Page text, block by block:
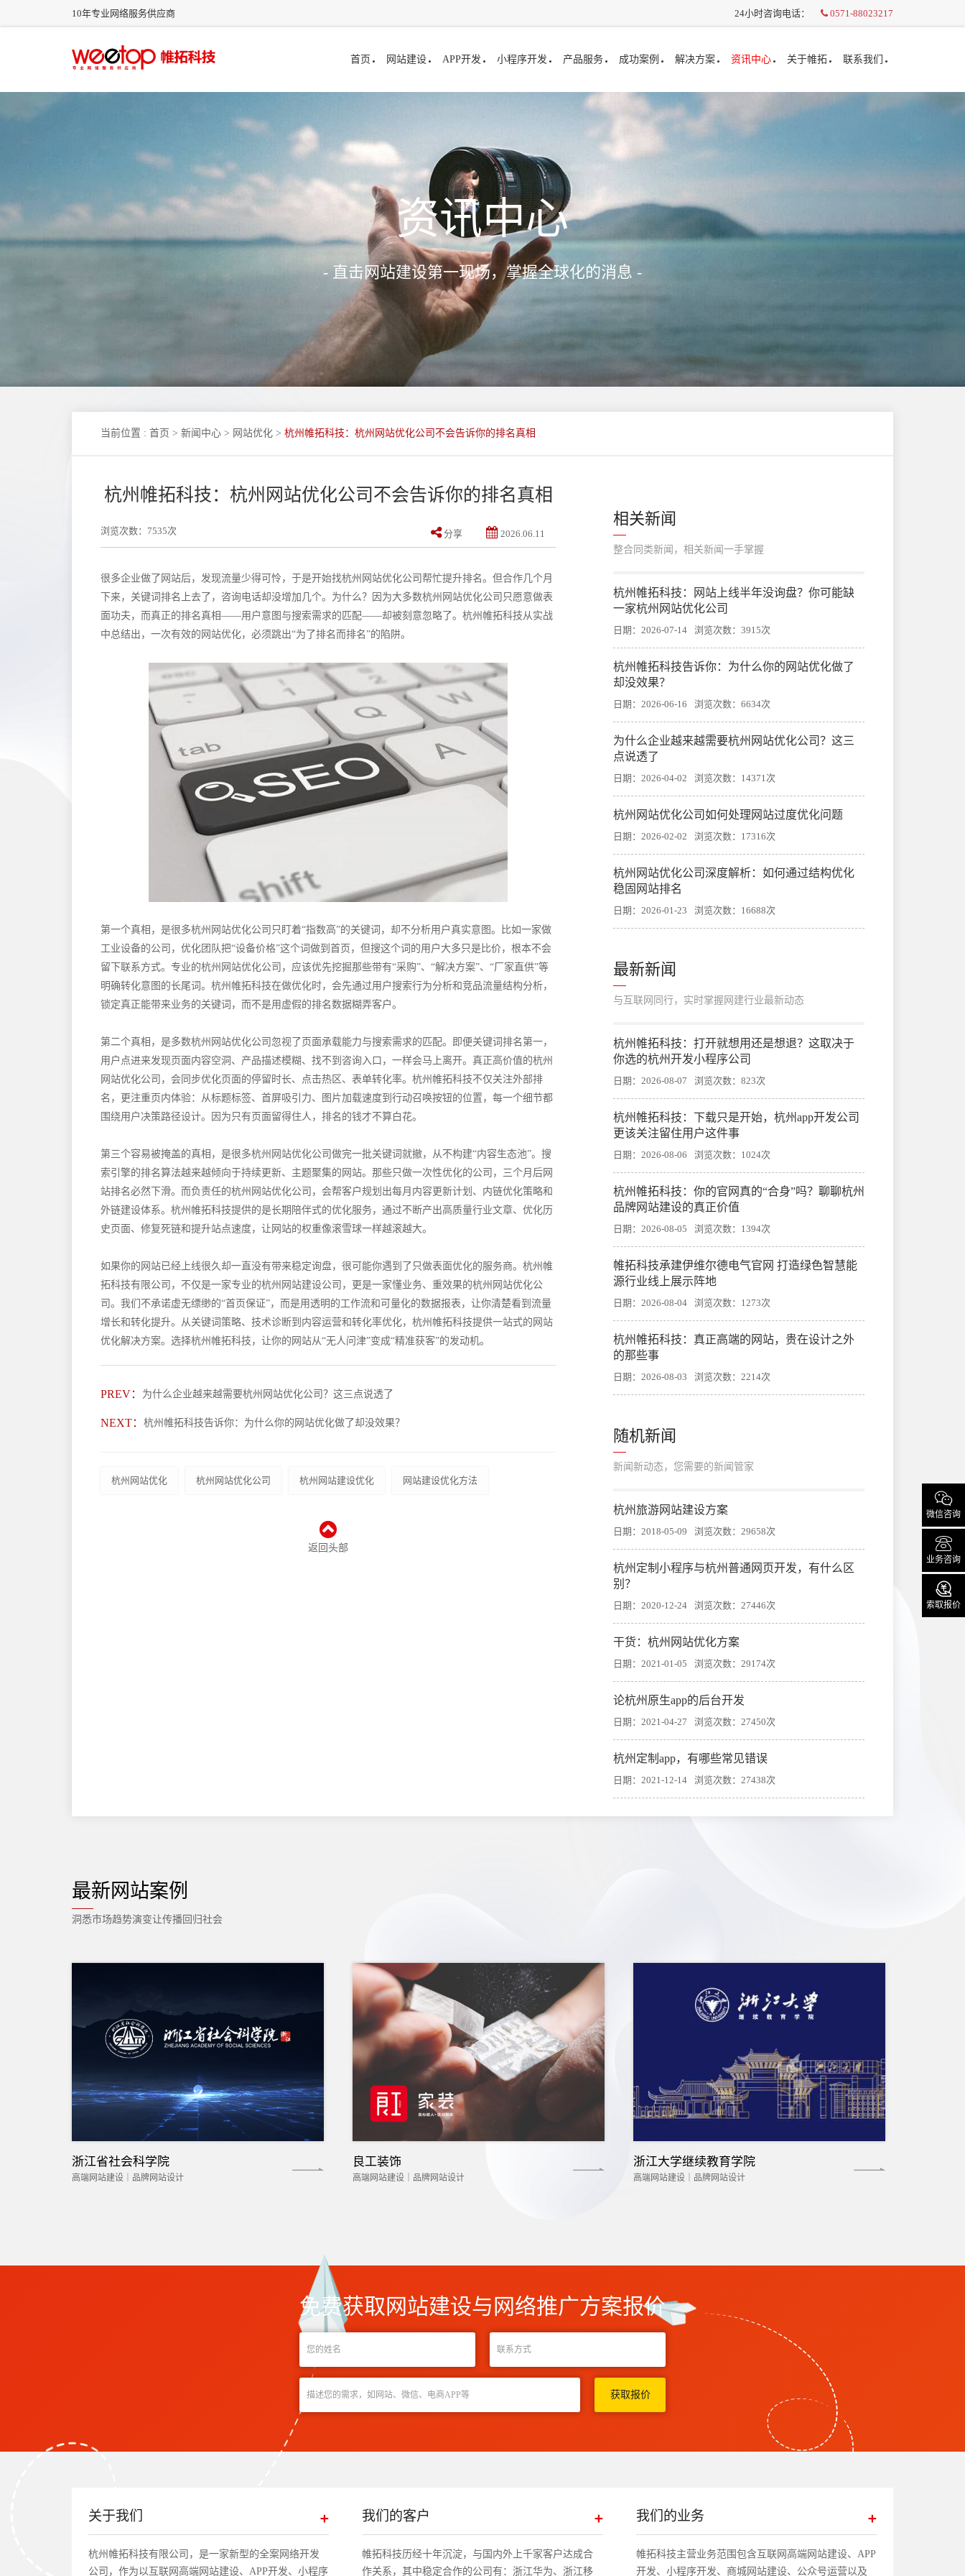
24小时咨询电话： 0571-88023217
10年专业网络服务供应商
首页 网站建设 APP开发 小程序开发 产品服务 成功案例 解决方案 资讯中心 关于帷拓 联系我们
资讯中心
- 直击网站建设第一现场，掌握全球化的消息 -
当前位置 : 首页 > 新闻中心 > 网站优化 > 杭州帷拓科技：杭州网站优化公司不会告诉你的排名真相
杭州帷拓科技：杭州网站优化公司不会告诉你的排名真相
分享 2026.06.11
浏览次数：7535次
很多企业做了网站后，发现流量少得可怜，于是开始找杭州网站优化公司帮忙提升排名。但合作几个月
下来，关键词排名上去了，咨询电话却没增加几个。为什么？因为大多数杭州网站优化公司只愿意做表
面功夫，而真正的排名真相——用户意图与搜索需求的匹配——却被刻意忽略了。杭州帷拓科技从实战
中总结出，一次有效的网站优化，必须跳出“为了排名而排名”的陷阱。
第一个真相，是很多杭州网站优化公司只盯着“指数高”的关键词，却不分析用户真实意图。比如一家做
工业设备的公司，优化团队把“设备价格”这个词做到首页，但搜这个词的用户大多只是比价，根本不会
留下联系方式。专业的杭州网站优化公司，应该优先挖掘那些带有“采购”、“解决方案”、“厂家直供”等
明确转化意图的长尾词。杭州帷拓科技在做优化时，会先通过用户搜索行为分析和竞品流量结构分析，
锁定真正能带来业务的关键词，而不是用虚假的排名数据糊弄客户。
第二个真相，是多数杭州网站优化公司忽视了页面承载能力与搜索需求的匹配。即便关键词排名第一，
用户点进来发现页面内容空洞、产品描述模糊、找不到咨询入口，一样会马上离开。真正高价值的杭州
网站优化公司，会同步优化页面的停留时长、点击热区、表单转化率。杭州帷拓科技不仅关注外部排
名，更注重页内体验：从标题标签、首屏吸引力、图片加载速度到行动召唤按钮的位置，每一个细节都
围绕用户决策路径设计。因为只有页面留得住人，排名的钱才不算白花。
第三个容易被掩盖的真相，是很多杭州网站优化公司做完一批关键词就撤，从不构建“内容生态池”。搜
索引擎的排名算法越来越倾向于持续更新、主题聚集的网站。那些只做一次性优化的公司，三个月后网
站排名必然下滑。而负责任的杭州网站优化公司，会帮客户规划出每月内容更新计划、内链优化策略和
外链建设体系。杭州帷拓科技提供的是长期陪伴式的优化服务，通过不断产出高质量行业文章、优化历
史页面、修复死链和提升站点速度，让网站的权重像滚雪球一样越滚越大。
如果你的网站已经上线很久却一直没有带来稳定询盘，很可能你遇到了只做表面优化的服务商。杭州帷
拓科技有限公司，不仅是一家专业的杭州网站建设公司，更是一家懂业务、重效果的杭州网站优化公
司。我们不承诺虚无缥缈的“首页保证”，而是用透明的工作流和可量化的数据报表，让你清楚看到流量
增长和转化提升。从关键词策略、技术诊断到内容运营和转化率优化，杭州帷拓科技提供一站式的网站
优化解决方案。选择杭州帷拓科技，让你的网站从“无人问津”变成“精准获客”的发动机。
PREV： 为什么企业越来越需要杭州网站优化公司？这三点说透了
NEXT： 杭州帷拓科技告诉你：为什么你的网站优化做了却没效果？
杭州网站优化 杭州网站优化公司 杭州网站建设优化 网站建设优化方法
返回头部
相关新闻
整合同类新闻，相关新闻一手掌握
​杭州帷拓科技：网站上线半年没询盘？你可能缺
一家杭州网站优化公司
日期：2026-07-14 浏览次数：3915次
杭州帷拓科技告诉你：为什么你的网站优化做了
却没效果？
日期：2026-06-16 浏览次数：6634次
为什么企业越来越需要杭州网站优化公司？这三
点说透了
日期：2026-04-02 浏览次数：14371次
杭州网站优化公司如何处理网站过度优化问题
日期：2026-02-02 浏览次数：17316次
杭州网站优化公司深度解析：如何通过结构优化
稳固网站排名
日期：2026-01-23 浏览次数：16688次
最新新闻
与互联网同行，实时掌握网建行业最新动态
杭州帷拓科技：打开就想用还是想退？这取决于
你选的杭州开发小程序公司
日期：2026-08-07 浏览次数：823次
杭州帷拓科技：下载只是开始，杭州app开发公司
更该关注留住用户这件事
日期：2026-08-06 浏览次数：1024次
杭州帷拓科技：你的官网真的“合身”吗？聊聊杭州
品牌网站建设的真正价值
日期：2026-08-05 浏览次数：1394次
帷拓科技承建伊维尔德电气官网 打造绿色智慧能
源行业线上展示阵地
日期：2026-08-04 浏览次数：1273次
杭州帷拓科技：真正高端的网站，贵在设计之外
的那些事
日期：2026-08-03 浏览次数：2214次
随机新闻
新闻新动态，您需要的新闻管家
杭州旅游网站建设方案
日期：2018-05-09 浏览次数：29658次
杭州定制小程序与杭州普通网页开发，有什么区
别？
日期：2020-12-24 浏览次数：27446次
干货：杭州网站优化方案
日期：2021-01-05 浏览次数：29174次
论杭州原生app的后台开发
日期：2021-04-27 浏览次数：27450次
杭州定制app，有哪些常见错误
日期：2021-12-14 浏览次数：27438次
最新网站案例
洞悉市场趋势演变让传播回归社会
浙江省社会科学院
高端网站建设｜品牌网站设计
良工装饰
高端网站建设｜品牌网站设计
浙江大学继续教育学院
高端网站建设｜品牌网站设计
免费获取网站建设与网络推广方案报价
关于我们
杭州帷拓科技有限公司，是一家新型的全案网络开发
公司，作为以互联网高端网站建设、APP开发、小程序
我们的客户
帷拓科技历经十年沉淀，与国内外上千家客户达成合
作关系，其中稳定合作的公司有：浙江华为、浙江移
我们的业务
帷拓科技主营业务范围包含互联网高端网站建设、APP
开发、小程序开发、商城网站建设、公众号运营以及

微信咨询

业务咨询

索取报价